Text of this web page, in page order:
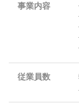
事業内容
従業員数